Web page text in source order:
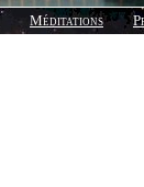
Méditations